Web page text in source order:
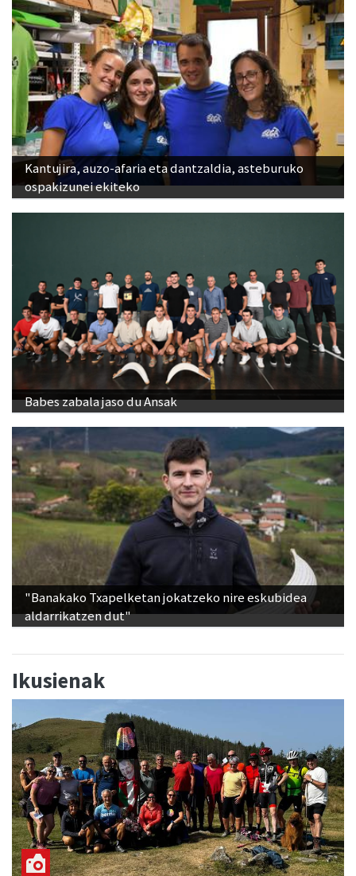
Kantujira, auzo-afaria eta dantzaldia, asteburuko
ospakizunei ekiteko
Babes zabala jaso du Ansak
"Banakako Txapelketan jokatzeko nire eskubidea
aldarrikatzen dut"
Ikusienak